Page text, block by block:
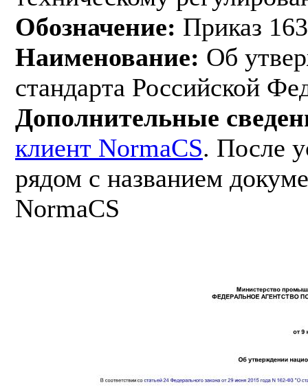
Обозначение: Приказ
Наименование: Об
стандарта Российской
Дополнительные
клиент NormaCS. После
рядом с названием
NormaCS